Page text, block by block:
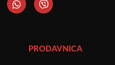
h
a
i
b
PRODAVNICA